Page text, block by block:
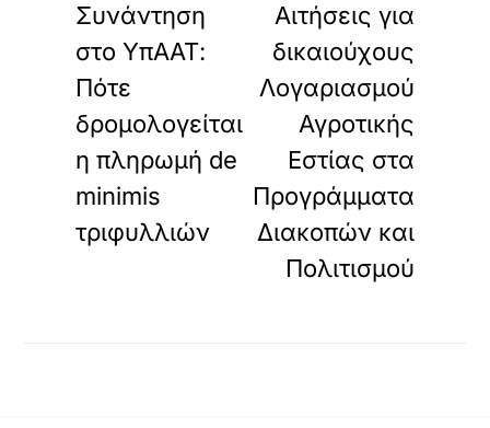
Συνάντηση
στο ΥπΑΑΤ:
Πότε
δρομολογείται
η πληρωμή de
minimis
τριφυλλιών
Αιτήσεις για
δικαιούχους
Λογαριασμού
Αγροτικής
Εστίας στα
Προγράμματα
Διακοπών και
Πολιτισμού